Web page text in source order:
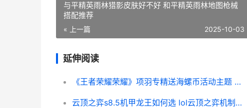
与平精英雨林猎影皮肤好不好 和平精英雨林地图枪械
搭配推荐
« 上一篇 2025-10-03
延伸阅读
《王者荣耀荣耀》项羽专精送海螺币活动主题 王者荣耀荣耀之章
云顶之弈s8.5机甲龙王如何选 lol云顶之弈机制详解